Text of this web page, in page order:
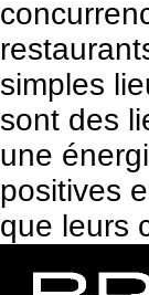
simples
sont des
une
positives
que leurs